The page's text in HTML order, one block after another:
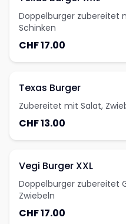
Doppelburger zubereitet
Schinken
CHF 17.00
Texas Burger
Zubereitet mit Salat,
CHF 13.00
Vegi Burger XXL
Doppelburger zubereitet
Zwiebeln
CHF 17.00